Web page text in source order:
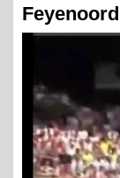
Feyenoord